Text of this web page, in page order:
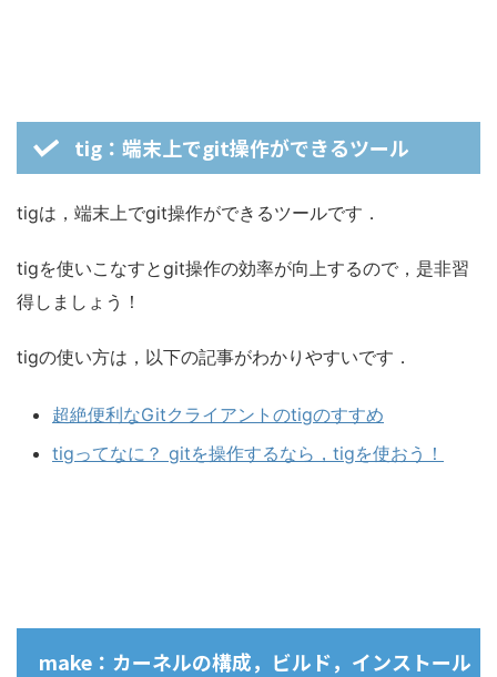
tig：端末上でgit操作ができるツール
tigは，端末上でgit操作ができるツールです．
tigを使いこなすとgit操作の効率が向上するので，是非習
得しましょう！
tigの使い方は，以下の記事がわかりやすいです．
超絶便利なGitクライアントのtigのすすめ
tigってなに？ gitを操作するなら，tigを使おう！
make：カーネルの構成，ビルド，インストール